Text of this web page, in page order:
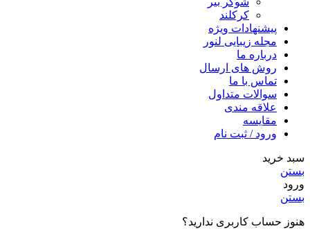
کرکلند
پیشنهادات ویژه
مجله زیبایی لنور
درباره ما
روش های ارسال
تماس با ما
سوالات متداول
علاقه مندی
مقایسه
ورود / ثبت نام
سبد خرید
بستن
ورود
بستن
هنوز حساب کاربری ندارید؟